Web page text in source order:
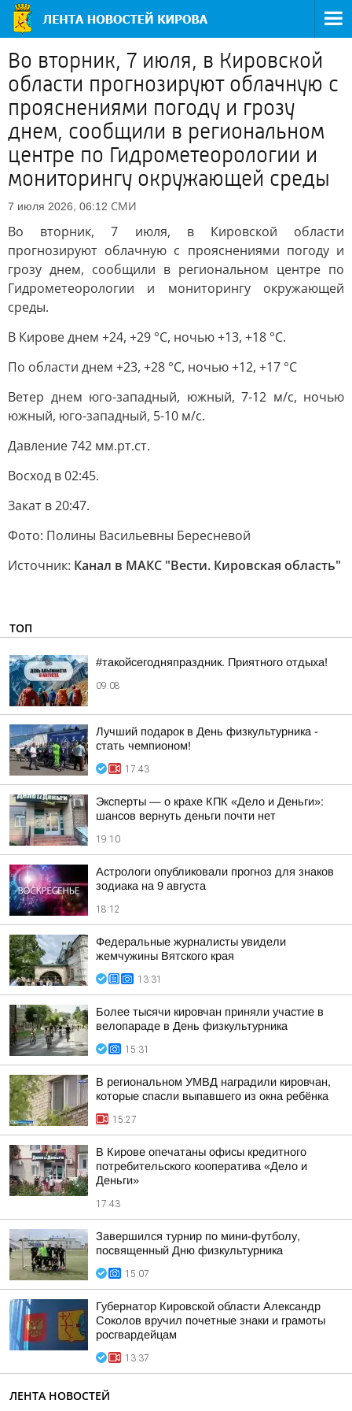
Во вторник, 7 июля, в Кировской
области прогнозируют облачную с
прояснениями погоду и грозу
днем, сообщили в региональном
центре по Гидрометеорологии и
мониторингу окружающей среды
7 июля 2026, 06:12 СМИ
Во вторник, 7 июля, в Кировской области
прогнозируют облачную с прояснениями погоду и
грозу днем, сообщили в региональном центре по
Гидрометеорологии и мониторингу окружающей
среды.
В Кирове днем +24, +29 °C, ночью +13, +18 °C.
По области днем +23, +28 °C, ночью +12, +17 °C
Ветер днем юго-западный, южный, 7-12 м/с, ночью
южный, юго-западный, 5-10 м/с.
Давление 742 мм.рт.ст.
Восход в 02:45.
Закат в 20:47.
Фото: Полины Васильевны Бересневой
Источник: Канал в МАКС "Вести. Кировская область"
ТОП
#такойсегодняпраздник. Приятного отдыха!
09:08
Лучший подарок в День физкультурника -
стать чемпионом!
17:43
Эксперты — о крахе КПК «Дело и Деньги»:
шансов вернуть деньги почти нет
19:10
Астрологи опубликовали прогноз для знаков
зодиака на 9 августа
18:12
Федеральные журналисты увидели
жемчужины Вятского края
13:31
Более тысячи кировчан приняли участие в
велопараде в День физкультурника
15:31
В региональном УМВД наградили кировчан,
которые спасли выпавшего из окна ребёнка
15:27
В Кирове опечатаны офисы кредитного
потребительского кооператива «Дело и
Деньги»
17:43
Завершился турнир по мини-футболу,
посвященный Дню физкультурника
15:07
Губернатор Кировской области Александр
Соколов вручил почетные знаки и грамоты
росгвардейцам
13:37
ЛЕНТА НОВОСТЕЙ